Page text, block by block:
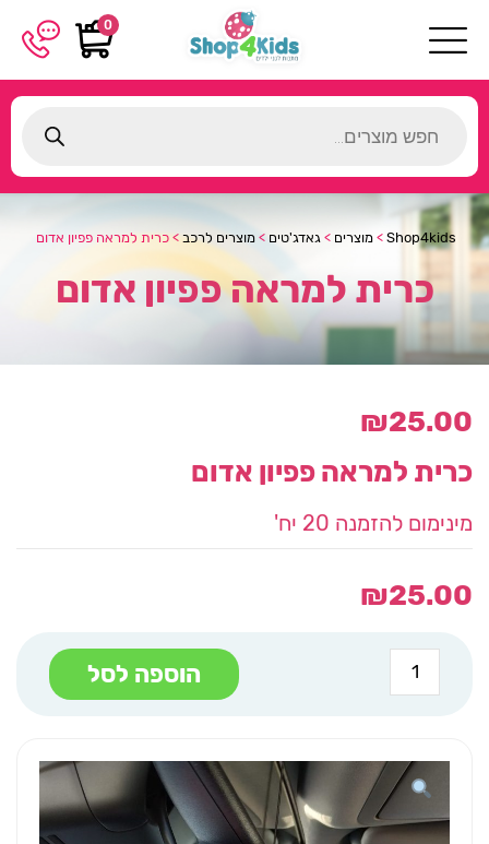
0
search
Shop4kids
> מוצרים > גאדג'טים > מוצרים לרכב > כרית למראה פפיון אדום
כרית למראה פפיון אדום
₪25.00
כרית למראה פפיון אדום
מינימום להזמנה 20 יח'
₪25.00
כמות
של
כרית
אדום
הוספה לסל